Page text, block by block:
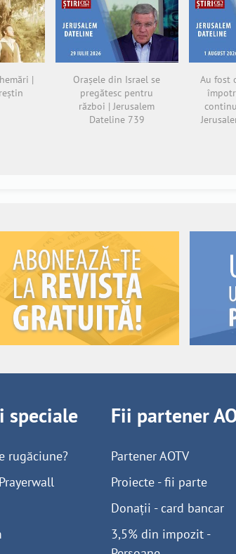
|
Orașele din Israel se
pregătesc pentru
război | Jerusalem
Dateline 739
Au fost
speciale
rugăciune?
Fii partener
Partener AOTV
Proiecte - fii parte
Donații - card bancar
3,5% din impozit -